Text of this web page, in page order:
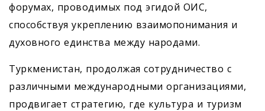
форумах, проводимых под эгидой ОИС,
способствуя укреплению взаимопонимания и
духовного единства между народами.
Туркменистан, продолжая сотрудничество с
различными международными организациями,
продвигает стратегию, где культура и туризм